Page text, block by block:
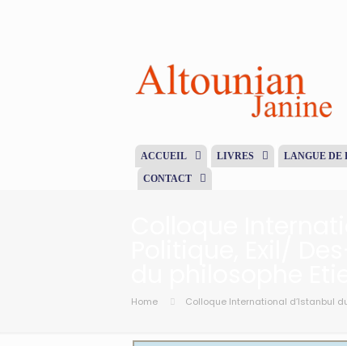
ACCUEIL LIVRES LANGUE DE
CONTACT
Home Colloque International d’Istanbul